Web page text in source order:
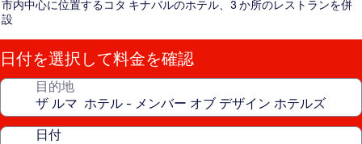
星
宿
泊
施
設
市内中心に位置するコタ キナバルのホテル、3 か所のレストランを併
設
日付を選択して料金を確認
目的地
日付